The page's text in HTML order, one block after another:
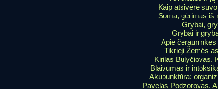
Kaip atsivėrė
Soma, gėrimas iš
Grybai,
Grybai ir
Apie čerauninkes
Tikrieji Žemės
Kirilas Bulyčiovas.
Blaivumas ir
Akupunktūra:
Pavelas Podzorovas.